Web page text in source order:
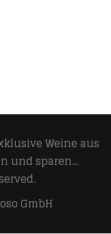
Weine aus
und sparen...
GmbH